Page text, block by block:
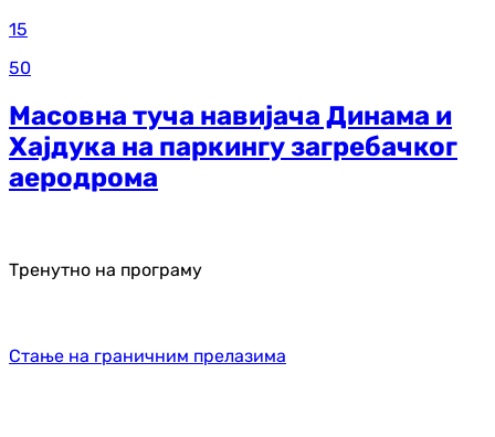
15
50
Масовна туча навијача Динама и
Хајдука на паркингу загребачког
аеродрома
Тренутно на програму
Стање на граничним прелазима